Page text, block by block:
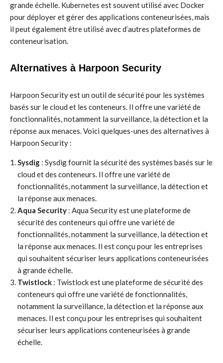
grande échelle. Kubernetes est souvent utilisé avec Docker
pour déployer et gérer des applications conteneurisées, mais
il peut également être utilisé avec d’autres plateformes de
conteneurisation.
Alternatives à Harpoon Security
Harpoon Security est un outil de sécurité pour les systèmes
basés sur le cloud et les conteneurs. Il offre une variété de
fonctionnalités, notamment la surveillance, la détection et la
réponse aux menaces. Voici quelques-unes des alternatives à
Harpoon Security :
Sysdig : Sysdig fournit la sécurité des systèmes basés sur le
cloud et des conteneurs. Il offre une variété de
fonctionnalités, notamment la surveillance, la détection et
la réponse aux menaces.
Aqua Security : Aqua Security est une plateforme de
sécurité des conteneurs qui offre une variété de
fonctionnalités, notamment la surveillance, la détection et
la réponse aux menaces. Il est conçu pour les entreprises
qui souhaitent sécuriser leurs applications conteneurisées
à grande échelle.
Twistlock : Twistlock est une plateforme de sécurité des
conteneurs qui offre une variété de fonctionnalités,
notamment la surveillance, la détection et la réponse aux
menaces. Il est conçu pour les entreprises qui souhaitent
sécuriser leurs applications conteneurisées à grande
échelle.